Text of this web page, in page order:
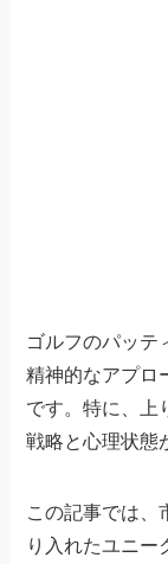
ゴルフのパッテ
精神的なアプロ
です。特に、上
戦略と心理状態
この記事では、
り入れたユニー